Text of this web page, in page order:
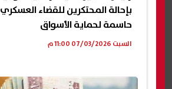
بإحالة المحتكرين للقضاء
حاسمة لحماية الأسواق
السبت 07/03/2026 11:00 م